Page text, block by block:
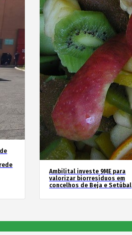
Ambilital investe 9ME para
valorizar biorresíduos em
concelhos de Beja e Setúbal